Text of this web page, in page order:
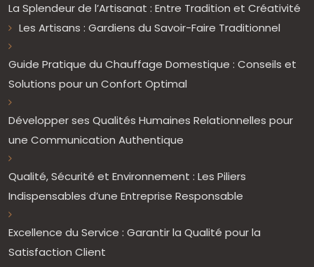
La Splendeur de l’Artisanat : Entre Tradition et Créativité
Les Artisans : Gardiens du Savoir-Faire Traditionnel
Guide Pratique du Chauffage Domestique : Conseils et
Solutions pour un Confort Optimal
Développer ses Qualités Humaines Relationnelles pour
une Communication Authentique
Qualité, Sécurité et Environnement : Les Piliers
Indispensables d’une Entreprise Responsable
Excellence du Service : Garantir la Qualité pour la
Satisfaction Client